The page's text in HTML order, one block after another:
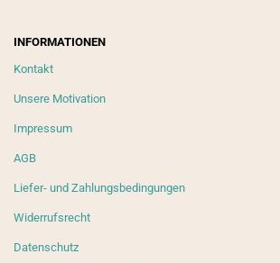
INFORMATIONEN
Kontakt
Unsere Motivation
Impressum
AGB
Liefer- und Zahlungsbedingungen
Widerrufsrecht
Datenschutz